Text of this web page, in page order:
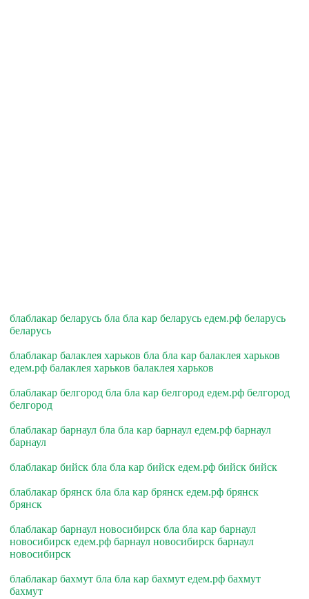
блаблакар беларусь бла бла кар беларусь едем.рф беларусь
беларусь
блаблакар балаклея харьков бла бла кар балаклея харьков
едем.рф балаклея харьков балаклея харьков
блаблакар белгород бла бла кар белгород едем.рф белгород
белгород
блаблакар барнаул бла бла кар барнаул едем.рф барнаул
барнаул
блаблакар бийск бла бла кар бийск едем.рф бийск бийск
блаблакар брянск бла бла кар брянск едем.рф брянск
брянск
блаблакар барнаул новосибирск бла бла кар барнаул
новосибирск едем.рф барнаул новосибирск барнаул
новосибирск
блаблакар бахмут бла бла кар бахмут едем.рф бахмут
бахмут